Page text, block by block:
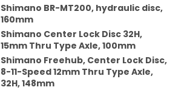
Shimano BR-MT200, hydraulic disc,
160mm
Shimano Center Lock Disc 32H,
15mm Thru Type Axle, 100mm
Shimano Freehub, Center Lock Disc,
8-11-Speed 12mm Thru Type Axle,
32H, 148mm